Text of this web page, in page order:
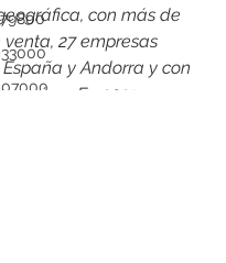
con más de
venta, 27 empresas
y Andorra y con
países. En 2021, en